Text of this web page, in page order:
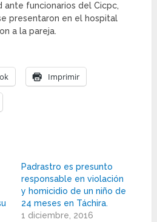
ante funcionarios del Cicpc,
presentaron en el hospital
a la pareja.
Imprimir
Padrastro es presunto
responsable en violación
y homicidio de un niño de
24 meses en Táchira.
1 diciembre, 2016